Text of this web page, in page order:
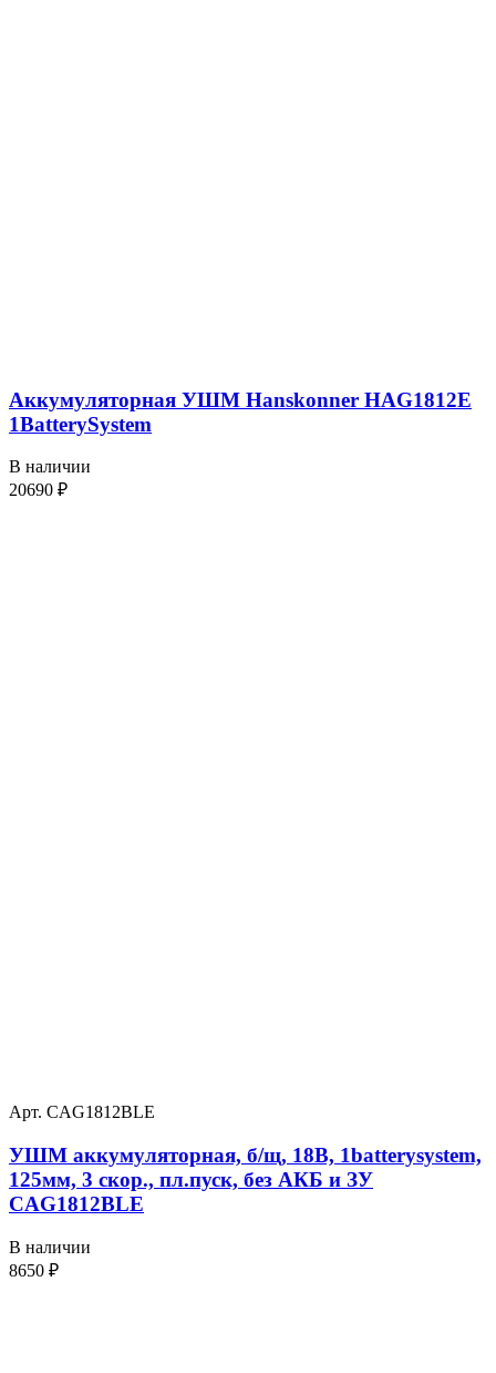
Аккумуляторная УШМ Hanskonner HAG1812E
1BatterySystem
В наличии
20690 ₽
Арт. CAG1812BLE
УШМ аккумуляторная, б/щ, 18В, 1batterysystem,
125мм, 3 скор., пл.пуск, без АКБ и ЗУ
CAG1812BLE
В наличии
8650 ₽